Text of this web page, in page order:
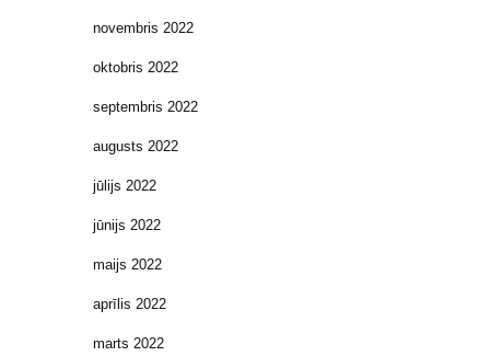
novembris 2022
oktobris 2022
septembris 2022
augusts 2022
jūlijs 2022
jūnijs 2022
maijs 2022
aprīlis 2022
marts 2022